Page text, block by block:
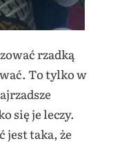
rzadką
To tylko w
się je leczy.
jest taka, że